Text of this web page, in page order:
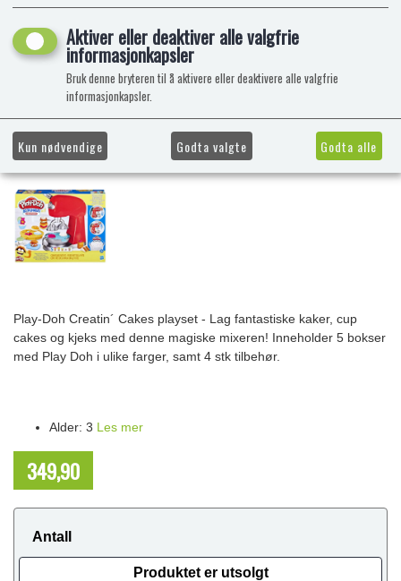
Play-Doh Creatin´ Cakes playset - Lag fantastiske kaker, cup
cakes og kjeks med denne magiske mixeren! Inneholder 5 bokser
med Play Doh i ulike farger, samt 4 stk tilbehør.
Alder: 3 Les mer
349,90
Antall
Produktet er utsolgt
Aktiver eller deaktiver alle valgfrie
informasjonkapsler
Bruk denne bryteren til å aktivere eller deaktivere alle valgfrie
informasjonkapsler.
Kun nødvendige Godta valgte Godta alle